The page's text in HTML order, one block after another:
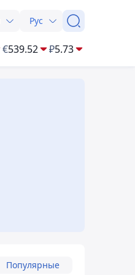
Рус
€539.52 ₽5.73
Популярные